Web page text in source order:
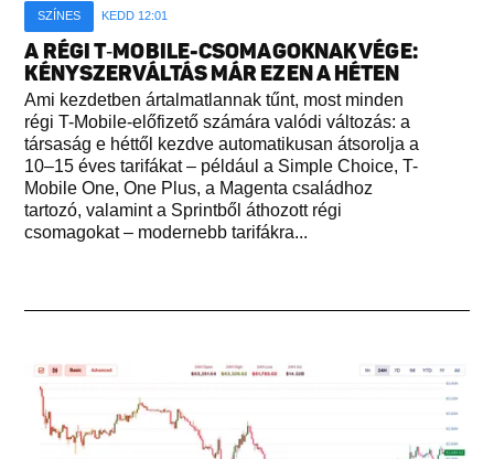
SZÍNES KEDD 12:01
A RÉGI T‑MOBILE-CSOMAGOKNAK VÉGE:
KÉNYSZERVÁLTÁS MÁR EZEN A HÉTEN
Ami kezdetben ártalmatlannak tűnt, most minden
régi T-Mobile-előfizető számára valódi változás: a
társaság e héttől kezdve automatikusan átsorolja a
10–15 éves tarifákat – például a Simple Choice, T-
Mobile One, One Plus, a Magenta családhoz
tartozó, valamint a Sprintből áthozott régi
csomagokat – modernebb tarifákra...